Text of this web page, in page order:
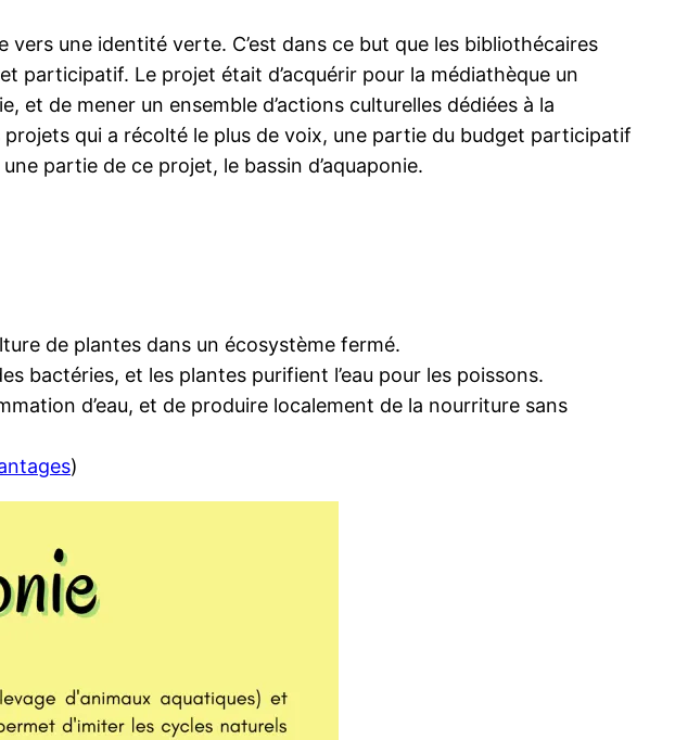
une identité verte. C’est dans ce but que les bibliothécaires
participatif. Le projet était d’acquérir pour la médiathèque un
et de mener un ensemble d’actions culturelles dédiées à la
projets qui a récolté le plus de voix, une partie du budget participatif
partie de ce projet, le bassin d’aquaponie.
de plantes dans un écosystème fermé.
bactéries, et les plantes purifient l’eau pour les poissons.
d’eau, et de produire localement de la nourriture sans
)